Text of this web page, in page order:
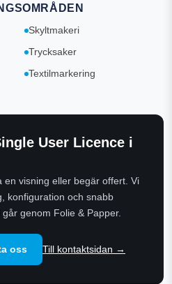
Skyltmakeri
Trycksaker
Textilmarkering
User Licence i
visning eller begär offert. Vi
konfiguration och snabb
genom Folie & Papper.
oss Till kontaktsidan →